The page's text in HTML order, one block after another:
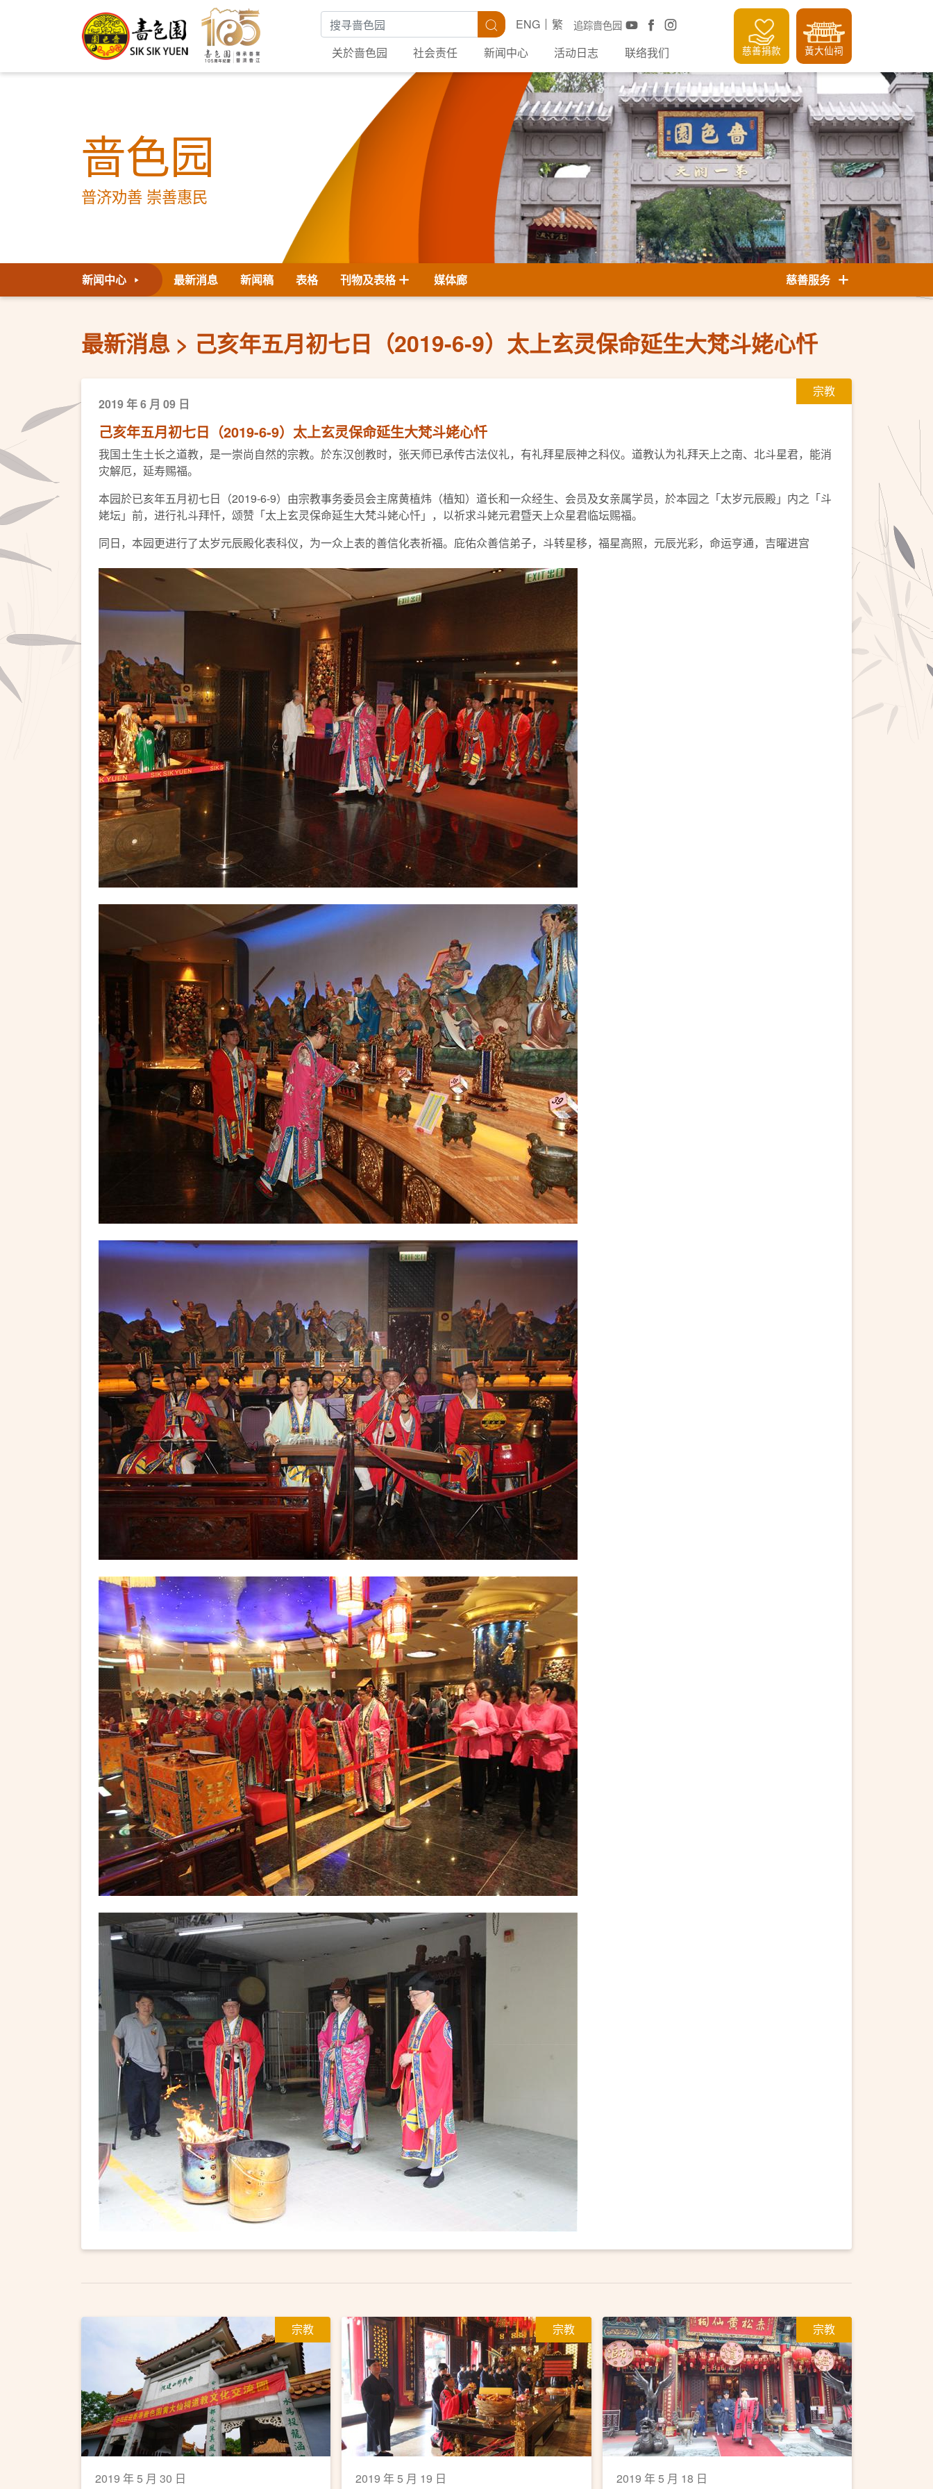
搜寻关键字 搜寻 追踪啬色园
ENG
繁
关於啬色园
社会责任 新闻中心 活动日志 联络我们 慈善捐款 黃大仙祠
啬色园
普济劝善 崇善惠民
新闻中心 最新消息 新闻稿 表格 刊物及表格 媒体廊 慈善服务
最新消息 己亥年五月初七日（2019-6-9）太上玄灵保命延生大梵斗姥心忏
宗教
2019 年 6 月 09 日
己亥年五月初七日（2019-6-9）太上玄灵保命延生大梵斗姥心忏
我国土生土长之道教，是一崇尚自然的宗教。於东汉创教时，张天师已承传古法仪礼，有礼拜星辰神之科仪。道教认为礼拜天上之南、北斗星君，能消
灾解厄，延寿赐福。
本园於已亥年五月初七日（2019-6-9）由宗教事务委员会主席黄植炜（植知）道长和一众经生、会员及女亲属学员，於本园之「太岁元辰殿」内之「斗
姥坛」前，进行礼斗拜忏，颂赞「太上玄灵保命延生大梵斗姥心忏」，以祈求斗姥元君暨天上众星君临坛赐福。
同日，本园更进行了太岁元辰殿化表科仪，为一众上表的善信化表祈福。庇佑众善信弟子，斗转星移，福星高照，元辰光彩，命运亨通，吉曜进宫
宗教
2019 年 5 月 30 日
宗教
2019 年 5 月 19 日
宗教
2019 年 5 月 18 日